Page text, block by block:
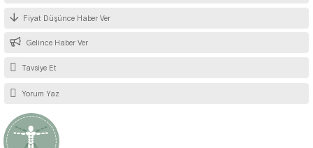
Fiyat Düşünce Haber Ver
Gelince Haber Ver
Tavsiye Et
Yorum Yaz